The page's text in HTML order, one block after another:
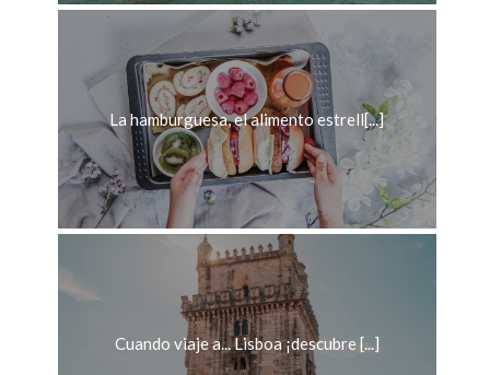
La hamburguesa, el alimento estrell[...]
Cuando viaje a... Lisboa ¡descubre [...]